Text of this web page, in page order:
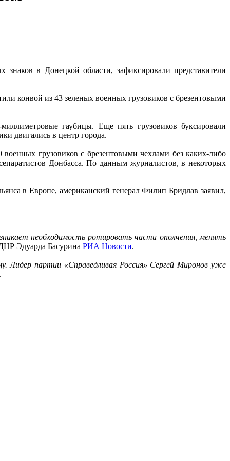
в Донецкой области, зафиксировали представители
конвой из 43 зеленых военных грузовиков с брезентовыми
гаубицы. Еще пять грузовиков буксировали
двигались в центр города.
грузовиков с брезентовыми чехлами без каких-либо
Донбасса. По данным журналистов, в некоторых
в Европе, американский генерал Филип Бридлав заявил,
необходимость ротировать части ополчения, менять
Эдуарда Басурина РИА Новости.
Лидер партии «Справедливая Россия» Сергей Миронов уже